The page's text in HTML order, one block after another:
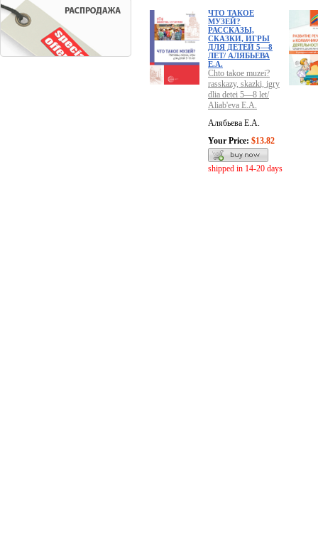
ЧТО ТАКОЕ
МУЗЕЙ?
РАССКАЗЫ,
СКАЗКИ, ИГРЫ
ДЛЯ ДЕТЕЙ 5—8
ЛЕТ/ АЛЯБЬЕВА
Е.А.
Chto takoe muzei?
rasskazy, skazki, igry
dlia detei 5—8 let/
Aliab'eva E.A.
Алябьева Е.А.
Your Price: $13.82
shipped in 14-20 days